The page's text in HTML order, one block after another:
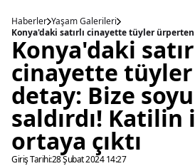
Haberler Yaşam Galerileri
Konya'daki
cinayette
detay: Bize
saldırdı! Katilin
ortaya çıktı
Giriş Tarihi:28 Şubat 2024 14:27